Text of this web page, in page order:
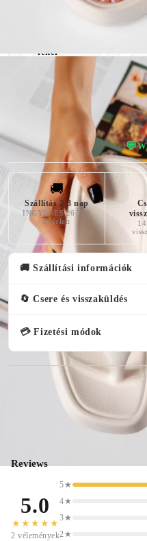
fehér
💬
🚚
Szállítás 2-3 nap
INGYENES 26 700
Ft felett
🚚 Szállítási információk
🔄 Csere és visszaküldés
💳 Fizetési módok
Reviews
5.0
★★★★★
2 vélemények
5★
4★
3★
2★